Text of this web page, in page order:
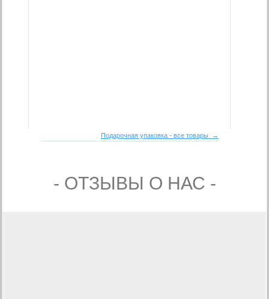
Подарочная упаковка - все товары →
- ОТЗЫВЫ О НАС -